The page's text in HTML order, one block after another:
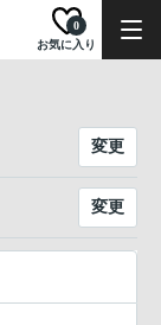
お気に入り
0
変更
変更